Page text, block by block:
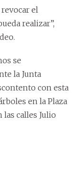
el
realizar”,
se
la Junta
con esta
en la Plaza
las calles Julio